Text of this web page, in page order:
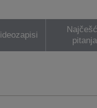
pitanja